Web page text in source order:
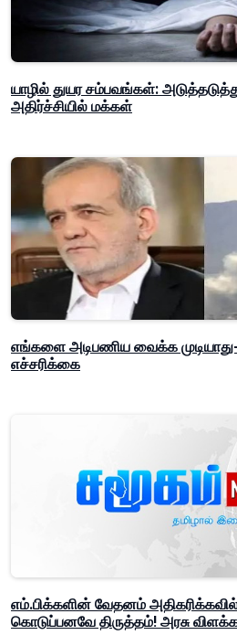
யாழில் துயர சம்பவங்கள்: அடுத்தடுத்து
அதிர்ச்சியில் மக்கள்
எங்களை அடிபணிய வைக்க முடியாது-
எச்சரிக்கை
எம்.பிக்களின் வேதனம்
கொடுப்பனவே திருத்தம்! அரசு